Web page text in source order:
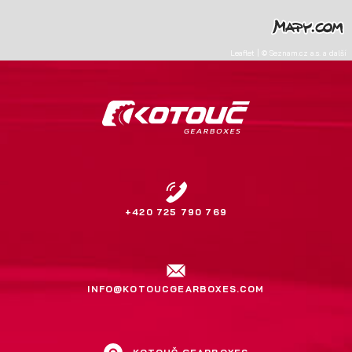
Leaflet ©Seznam.cz a.s. a další
+420 725 790 769
INFO@KOTOUCGEARBOXES.COM